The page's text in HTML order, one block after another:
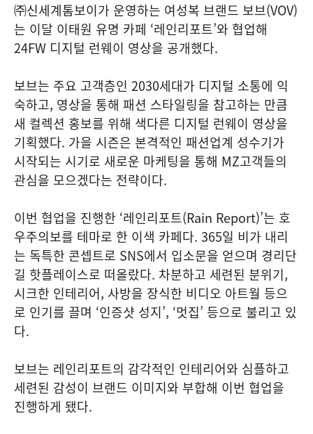
㈜신세계톰보이가 운영하는 여성복 브랜드 보브(VOV)
는 이달 이태원 유명 카페 ‘레인리포트’와 협업해
24FW 디지털 런웨이 영상을 공개했다.
보브는 주요 고객층인 2030세대가 디지털 소통에 익
숙하고, 영상을 통해 패션 스타일링을 참고하는 만큼
새 컬렉션 홍보를 위해 색다른 디지털 런웨이 영상을
기획했다. 가을 시즌은 본격적인 패션업계 성수기가
시작되는 시기로 새로운 마케팅을 통해 MZ고객들의
관심을 모으겠다는 전략이다.
이번 협업을 진행한 ‘레인리포트(Rain Report)’는 호
우주의보를 테마로 한 이색 카페다. 365일 비가 내리
는 독특한 콘셉트로 SNS에서 입소문을 얻으며 경리단
길 핫플레이스로 떠올랐다. 차분하고 세련된 분위기,
시크한 인테리어, 사방을 장식한 비디오 아트월 등으
로 인기를 끌며 ‘인증샷 성지’, ‘멋집’ 등으로 불리고 있
다.
보브는 레인리포트의 감각적인 인테리어와 심플하고
세련된 감성이 브랜드 이미지와 부합해 이번 협업을
진행하게 됐다.